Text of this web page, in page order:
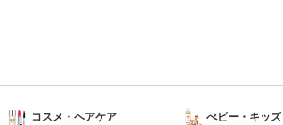
コスメ・ヘアケア べビー・キッズ